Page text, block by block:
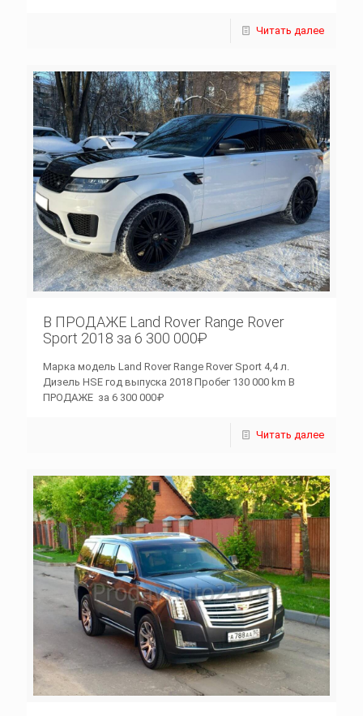
Читать далее
В ПРОДАЖЕ Land Rover Range Rover
Sport 2018 за 6 300 000₽
Марка модель Land Rover Range Rover Sport 4,4 л.
Дизель HSE год выпуска 2018 Пробег 130 000 km В
ПРОДАЖЕ за 6 300 000₽
Читать далее